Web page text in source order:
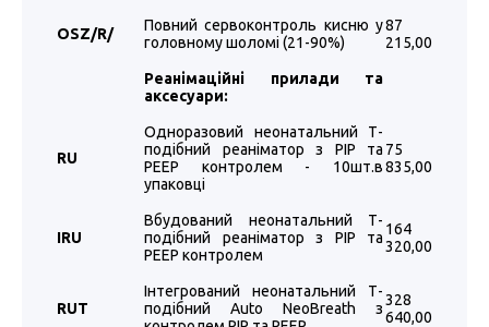
OSZ/R/
Повний сервоконтроль кисню у
головному шоломі (21-90%)
87
215,00
Реанімаційні прилади та
аксесуари:
RU
Одноразовий неонатальний Т-
подібний реаніматор з PIP та
PEEP контролем - 10шт.в
упаковці
75
835,00
IRU
Вбудований неонатальний Т-
подібний реаніматор з PIP та
PEEP контролем
164
320,00
RUT
Інтегрований неонатальний Т-
подібний Auto NeoBreath з328
640,00